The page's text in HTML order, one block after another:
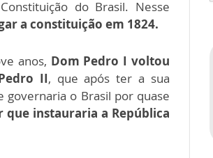
do Brasil. Nesse
a constituição em 1824.
anos, Dom Pedro I voltou
II, que após ter a sua
governaria o Brasil por quase
instauraria a República